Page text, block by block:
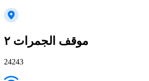
موقف الجمرات ٢
24243